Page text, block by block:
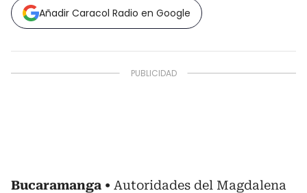
Añadir Caracol Radio en Google
Bucaramanga
Autoridades del Magdalena